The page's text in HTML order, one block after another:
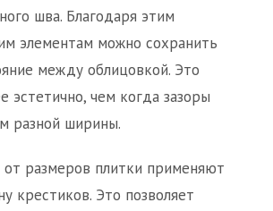
шва. Благодаря этим
элементам можно сохранить
между облицовкой. Это
эстетично, чем когда зазоры
разной ширины.
от размеров плитки применяют
крестиков. Это позволяет